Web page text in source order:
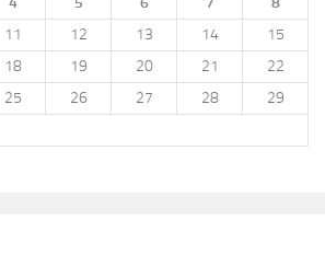
11 12 13 14
15
18 19 20 21
22
25 26 27 28
29